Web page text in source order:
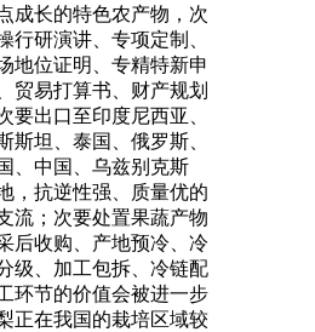
成长的特色农产物，次
行研演讲、专项定制、
地位证明、专精特新申
贸易打算书、财产规划
要出口至印度尼西亚、
斯坦、泰国、俄罗斯、
、中国、乌兹别克斯
，抗逆性强、质量优的
流；次要处置果蔬产物
后收购、产地预冷、冷
级、加工包拆、冷链配
环节的价值会被进一步
正在我国的栽培区域较